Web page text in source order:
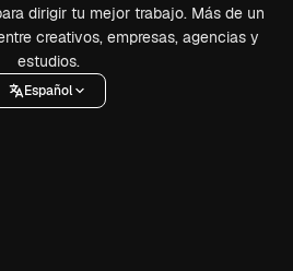
dirigir tu mejor trabajo. Más de un
creativos, empresas, agencias y
estudios.
Español